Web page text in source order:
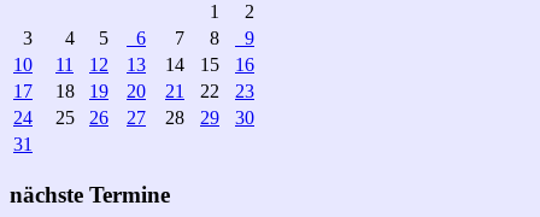
1
2
3
4 5 6 7 8
9
10
11 12 13 14 15
16
17
18 19 20 21 22
23
24
25 26 27 28 29
30
31
nächste Termine